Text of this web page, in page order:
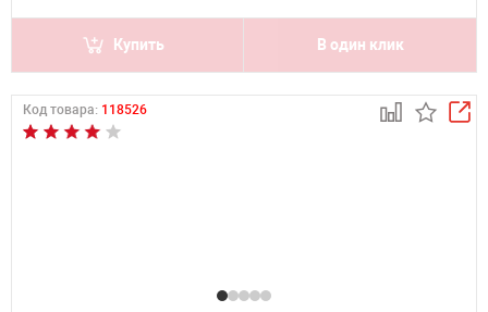
Купить В один клик
Код товара: 118526